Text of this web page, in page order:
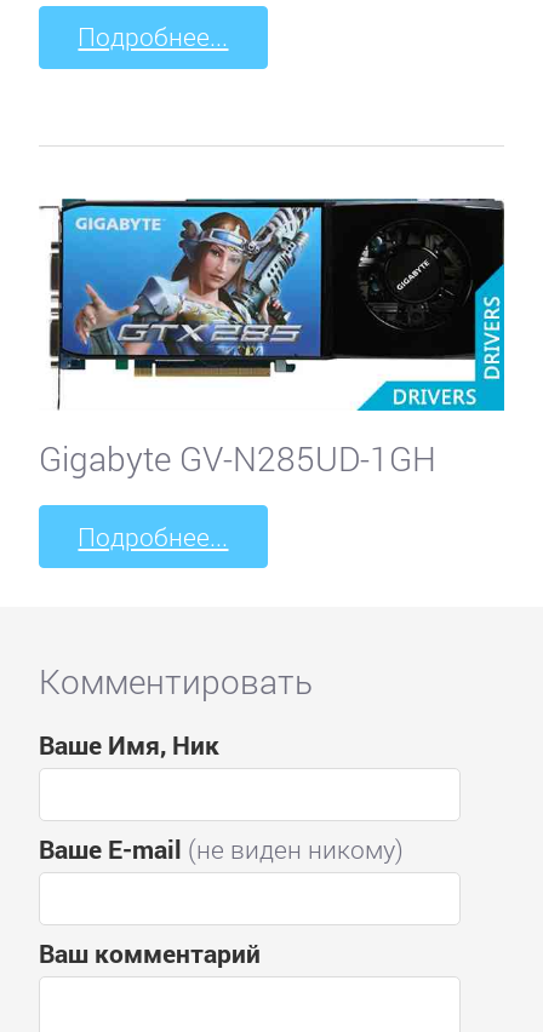
Подробнее...
Gigabyte GV-N285UD-1GH
Подробнее...
Комментировать
Ваше Имя, Ник
Ваше E-mail (не виден никому)
Ваш комментарий